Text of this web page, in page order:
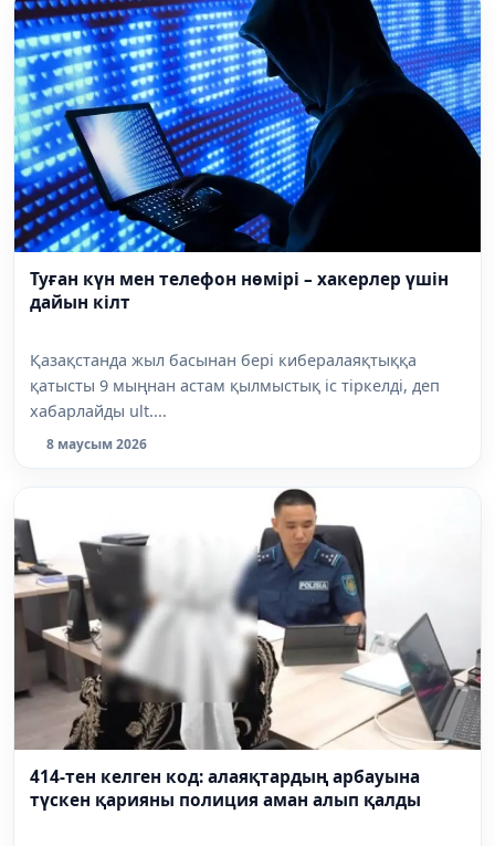
Туған күн мен телефон нөмірі – хакерлер үшін
дайын кілт
Қазақстанда жыл басынан бері кибералаяқтыққа
қатысты 9 мыңнан астам қылмыстық іс тіркелді, деп
хабарлайды ult....
8 маусым 2026
414-тен келген код: алаяқтардың арбауына
түскен қарияны полиция аман алып қалды